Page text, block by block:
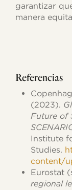
garantizar
manera
Referencias
(2023).
Future of
Institute
Studies.
content/
Eurostat
regional